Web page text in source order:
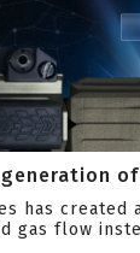
generation
has created
gas flow